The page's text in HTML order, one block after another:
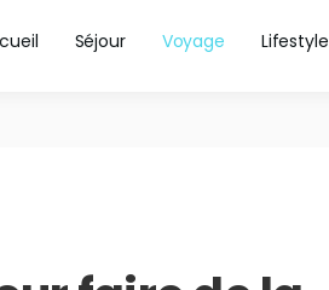
Séjour Voyage Lifestyle